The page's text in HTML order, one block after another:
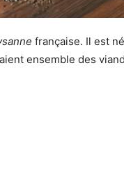
française. Il est
ensemble des